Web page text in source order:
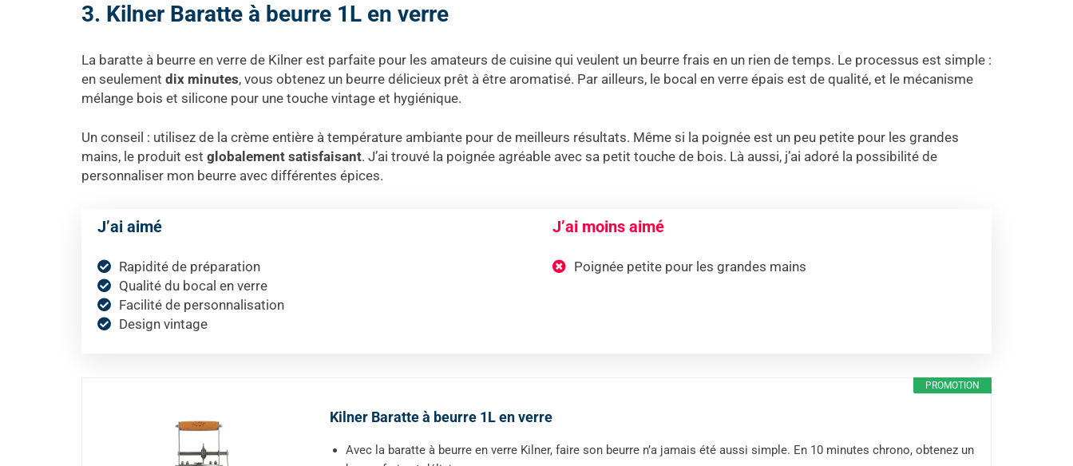
3. Kilner Baratte à beurre 1L en verre
La baratte à beurre en verre de Kilner est parfaite pour les amateurs de cuisine qui veulent un beurre frais en un rien de temps. Le processus est simple :
en seulement dix minutes, vous obtenez un beurre délicieux prêt à être aromatisé. Par ailleurs, le bocal en verre épais est de qualité, et le mécanisme
mélange bois et silicone pour une touche vintage et hygiénique.
Un conseil : utilisez de la crème entière à température ambiante pour de meilleurs résultats. Même si la poignée est un peu petite pour les grandes
mains, le produit est globalement satisfaisant. J’ai trouvé la poignée agréable avec sa petit touche de bois. Là aussi, j’ai adoré la possibilité de
personnaliser mon beurre avec différentes épices.
J’ai aimé
Rapidité de préparation
Qualité du bocal en verre
Facilité de personnalisation
Design vintage
J’ai moins aimé
Poignée petite pour les grandes mains
PROMOTION
Kilner Baratte à beurre 1L en verre
Avec la baratte à beurre en verre Kilner, faire son beurre n’a jamais été aussi simple. En 10 minutes chrono, obtenez un